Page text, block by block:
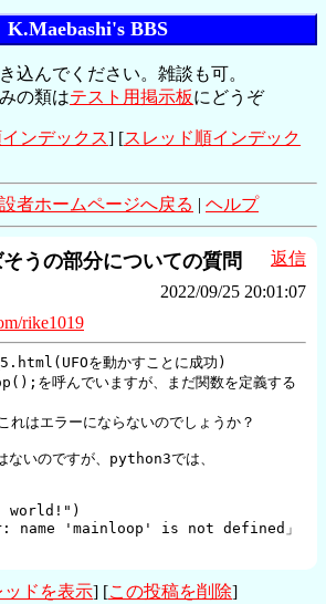
K.Maebashi's BBS
込んでください。雑談も可。
の類はテスト用掲示板にどうぞ
ンデックス] [スレッド順インデック
者ホームページへ戻る | ヘルプ
うの部分についての質問
返信
2022/09/25 20:01:07
rike1019
を動かすことに成功)
を呼んでいますが、まだ関数を定義する
はエラーにならないのでしょうか？
ないのですが、python3では、
name 'mainloop' is not defined」
ッドを表示] [この投稿を削除]